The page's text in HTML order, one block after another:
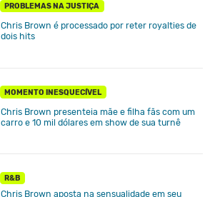
PROBLEMAS NA JUSTIÇA
Chris Brown é processado por reter royalties de
dois hits
MOMENTO INESQUECÍVEL
Chris Brown presenteia mãe e filha fãs com um
carro e 10 mil dólares em show de sua turnê
R&B
Chris Brown aposta na sensualidade em seu